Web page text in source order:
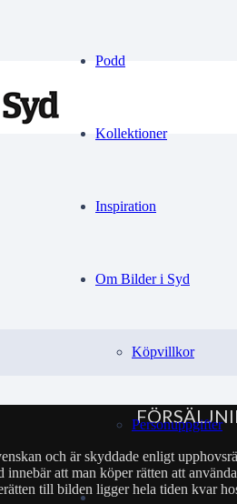
Podd
Kollektioner
Inspiration
Om Bilder i Syd
Köpvillkor
Personuppgifter
och är skyddade enligt
att man köper rätten att
till bilden ligger hela tiden kvar